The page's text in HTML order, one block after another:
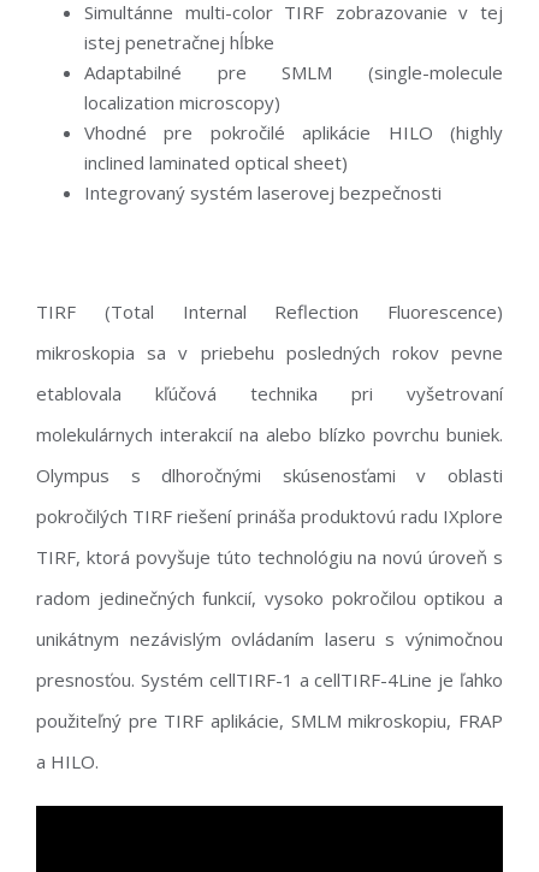
Simultánne multi-color TIRF zobrazovanie v tej
istej penetračnej hĺbke
Adaptabilné pre SMLM (single-molecule
localization microscopy)
Vhodné pre pokročilé aplikácie HILO (highly
inclined laminated optical sheet)
Integrovaný systém laserovej bezpečnosti
TIRF (Total Internal Reflection Fluorescence)
mikroskopia sa v priebehu posledných rokov pevne
etablovala kľúčová technika pri vyšetrovaní
molekulárnych interakcií na alebo blízko povrchu buniek.
Olympus s dlhoročnými skúsenosťami v oblasti
pokročilých TIRF riešení prináša produktovú radu IXplore
TIRF, ktorá povyšuje túto technológiu na novú úroveň s
radom jedinečných funkcií, vysoko pokročilou optikou a
unikátnym nezávislým ovládaním laseru s výnimočnou
presnosťou. Systém cellTIRF-1 a cellTIRF-4Line je ľahko
použiteľný pre TIRF aplikácie, SMLM mikroskopiu, FRAP
a HILO.